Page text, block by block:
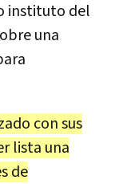
instituto del
una
con sus
lista una
de